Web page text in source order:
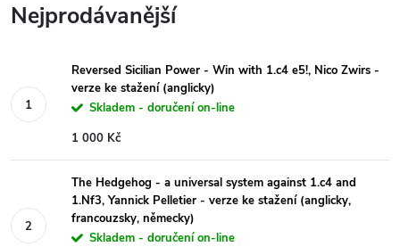
Nejprodávanější
Reversed Sicilian Power - Win with 1.c4 e5!, Nico Zwirs -
verze ke stažení (anglicky)
Skladem - doručení on-line
1 000 Kč
The Hedgehog - a universal system against 1.c4 and
1.Nf3, Yannick Pelletier - verze ke stažení (anglicky,
francouzsky, německy)
Skladem - doručení on-line